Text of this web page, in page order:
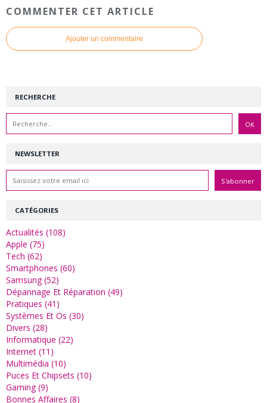
COMMENTER CET ARTICLE
Ajouter un commentaire
NEWSLETTER
RECHERCHE
CATÉGORIES
Actualités (108)
Apple (75)
Tech (62)
Smartphones (60)
Samsung (52)
Dépannage Et Réparation (49)
Pratiques (41)
Systèmes Et Os (30)
Divers (28)
Informatique (22)
Internet (11)
Multimédia (10)
Puces Et Chipsets (10)
Gaming (9)
Bonnes Affaires (8)